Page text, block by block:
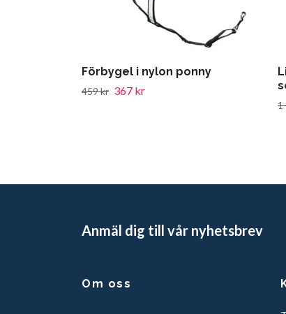
Förbygel i nylon ponny
459 kr 367 kr
1
Anmäl dig till vår nyhetsbrev
Om oss